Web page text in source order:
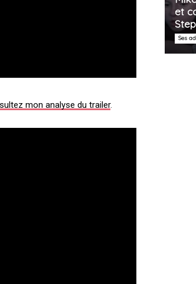
mon analyse du trailer.
et
Ses